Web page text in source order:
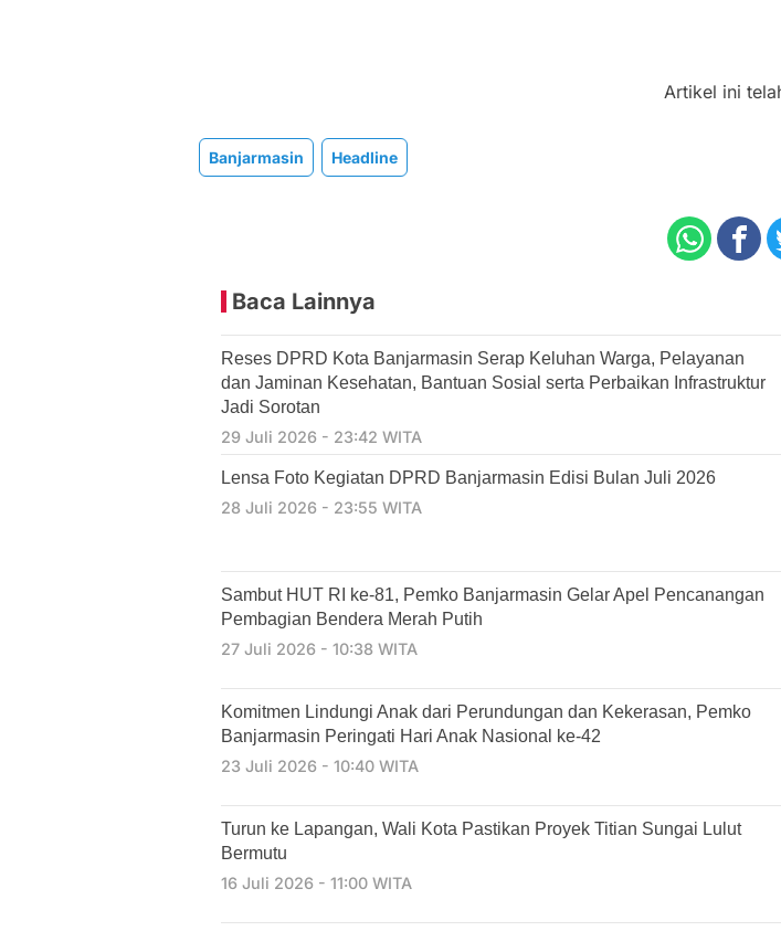
Artikel ini
Banjarmasin Headline
Baca Lainnya
Reses DPRD Kota Banjarmasin Serap Keluhan Warga, Pelayanan
dan Jaminan Kesehatan, Bantuan Sosial serta Perbaikan Infrastruktur
Jadi Sorotan
29 Juli 2026 - 23:42 WITA
Lensa Foto Kegiatan DPRD Banjarmasin Edisi Bulan Juli 2026
28 Juli 2026 - 23:55 WITA
Sambut HUT RI ke-81, Pemko Banjarmasin Gelar Apel Pencanangan
Pembagian Bendera Merah Putih
27 Juli 2026 - 10:38 WITA
Komitmen Lindungi Anak dari Perundungan dan Kekerasan, Pemko
Banjarmasin Peringati Hari Anak Nasional ke-42
23 Juli 2026 - 10:40 WITA
Turun ke Lapangan, Wali Kota Pastikan Proyek Titian Sungai Lulut
Bermutu
16 Juli 2026 - 11:00 WITA